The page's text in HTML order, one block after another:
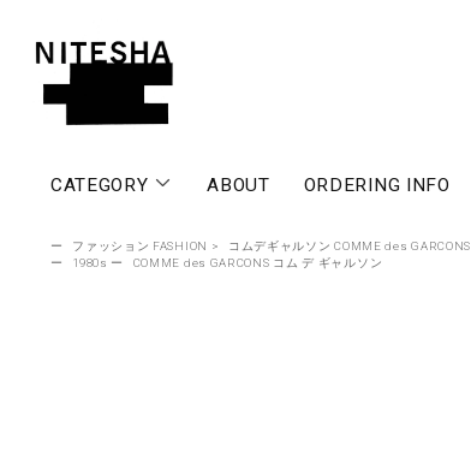
CATEGORY ABOUT ORDERING INFO
ー ファッション FASHION >
コムデギャルソン COMME des GARCONS
ー
1980s ー COMME des GARCONS コム デ ギャルソン